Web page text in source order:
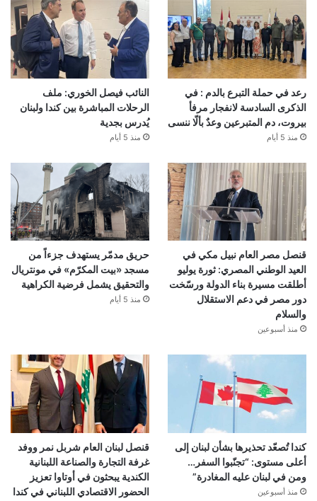
رعد في حملة التبرع بالدم : في
الذكرى السادسة لانفجار مرفأ
بيروت، دم المتبرعين وعدٌ بألّا ننسى
منذ 5 أيام
النائب فيصل الخوري: ملف
الرحلات المباشرة بين كندا ولبنان
يُدرس بجدية
منذ 5 أيام
قنصل مصر العام نبيل مكي في
العيد الوطني المصري: ثورة يوليو
أطلقت مسيرة بناء الدولة ورسّخت
دور مصر في دعم الاستقلال
والسلام
منذ أسبوعين
حريق مدمّر يستهدف جزءاً من
مسجد «بيت المكرّم» في مونتريال
والتحقيق يشمل فرضية الكراهية
منذ 5 أيام
كندا تُصعّد تحذيرها بشأن لبنان إلى
أعلى مستوى: “تجنّبوا السفر…
ومن في لبنان عليه المغادرة”
منذ أسبوعين
قنصل لبنان العام شربل نمر ووفد
غرفة التجارة والصناعة اللبنانية
الكندية يبحثون في أوتاوا تعزيز
الحضور الاقتصادي اللبناني في كندا